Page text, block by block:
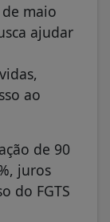
maio
ajudar
ao
de 90
juros
do FGTS